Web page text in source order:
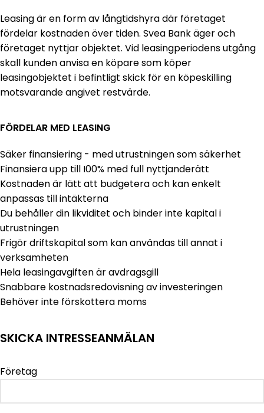
Leasing är en form av långtidshyra där företaget
fördelar kostnaden över tiden. Svea Bank äger och
företaget nyttjar objektet. Vid leasingperiodens utgång
skall kunden anvisa en köpare som köper
leasingobjektet i befintligt skick för en köpeskilling
motsvarande angivet restvärde.
FÖRDELAR MED LEASING
Säker finansiering - med utrustningen som säkerhet
Finansiera upp till I00% med full nyttjanderätt
Kostnaden är lätt att budgetera och kan enkelt
anpassas till intäkterna
Du behåller din likviditet och binder inte kapital i
utrustningen
Frigör driftskapital som kan användas till annat i
verksamheten
Hela leasingavgiften är avdragsgill
Snabbare kostnadsredovisning av investeringen
Behöver inte förskottera moms
SKICKA INTRESSEANMÄLAN
Företag